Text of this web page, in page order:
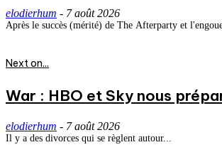
elodierhum - 7 août 2026
Après le succès (mérité) de The Afterparty et
Next on...
War : HBO et Sky nous
elodierhum - 7 août 2026
Il y a des divorces qui se règlent autour...